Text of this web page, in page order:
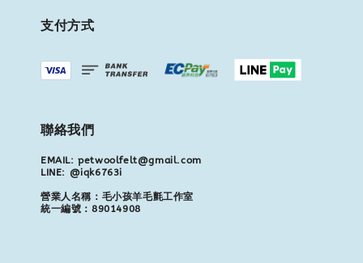
支付方式
聯絡我們
EMAIL: petwoolfelt@gmail.com
LINE: @iqk6763i
營業人名稱：毛小孩羊毛氈工作室
統一編號：89014908